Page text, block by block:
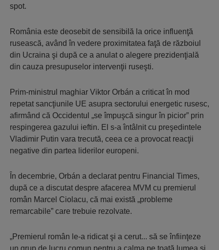
spot.
România este deosebit de sensibilă la orice influenţă
rusească, având în vedere proximitatea faţă de războiul
din Ucraina şi după ce a anulat o alegere prezidenţială
din cauza presupuselor intervenţii ruseşti.
Prim-ministrul maghiar Viktor Orbán a criticat în mod
repetat sancţiunile UE asupra sectorului energetic rusesc,
afirmând că Occidentul „se împuşcă singur în picior” prin
respingerea gazului ieftin. El s-a întâlnit cu preşedintele
Vladimir Putin vara trecută, ceea ce a provocat reacţii
negative din partea liderilor europeni.
În decembrie, Orbán a declarat pentru Financial Times,
după ce a discutat despre afacerea MVM cu premierul
român Marcel Ciolacu, că mai există „probleme
remarcabile” care trebuie rezolvate.
„Premierul român le-a ridicat şi a cerut... să se înfiinţeze
un grup de lucru comun pentru a calma pe toată lumea şi